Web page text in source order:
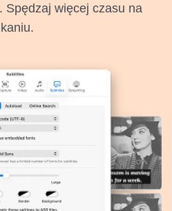
Spędzaj więcej czasu na